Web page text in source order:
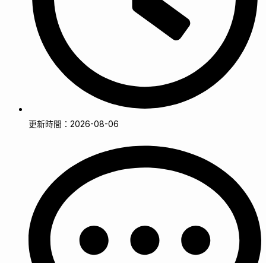
更新時間：2026-08-06